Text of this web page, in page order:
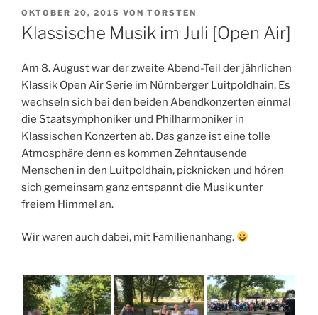
VERÖFFENTLICHT
AM
OKTOBER 20, 2015 VON TORSTEN
Klassische Musik im Juli [Open Air]
Am 8. August war der zweite Abend-Teil der jährlichen
Klassik Open Air Serie im Nürnberger Luitpoldhain. Es
wechseln sich bei den beiden Abendkonzerten einmal
die Staatsymphoniker und Philharmoniker in
Klassischen Konzerten ab. Das ganze ist eine tolle
Atmosphäre denn es kommen Zehntausende
Menschen in den Luitpoldhain, picknicken und hören
sich gemeinsam ganz entspannt die Musik unter
freiem Himmel an.
Wir waren auch dabei, mit Familienanhang.